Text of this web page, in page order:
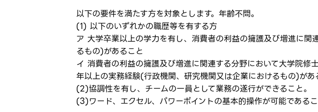
応募し、転職を決めた方
パスワード
※パスワードを忘れた方は コチラ
以下の要件を満たす方を対象とします。年齢不問。
(1) 以下のいずれかの職歴等を有する方
ア 大学卒業以上の学力を有し、消費者の利益の擁護及び増進に
るもの)があること
イ 消費者の利益の擁護及び増進に関連する分野において大学院
年以上の実務経験(行政機関、研究機関又は企業におけるもの)があ
(2)協調性を有し、チームの一員として業務の遂行ができること。
(3)ワード、エクセル、パワーポイントの基本的操作が可能であるこ